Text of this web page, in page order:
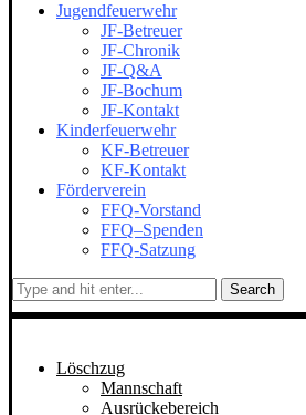
Jugendfeuerwehr
JF-Betreuer
JF-Chronik
JF-Q&A
JF-Bochum
JF-Kontakt
Kinderfeuerwehr
KF-Betreuer
KF-Kontakt
Förderverein
FFQ-Vorstand
FFQ–Spenden
FFQ-Satzung
Search
Löschzug
Mannschaft
Ausrückebereich